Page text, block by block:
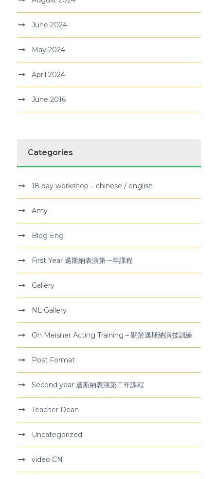
June 2024
May 2024
April 2024
June 2016
Categories
18 day workshop – chinese / english
Amy
Blog Eng
First Year 邁斯納表演第一年課程
Gallery
NL Gallery
On Meisner Acting Training – 關於邁斯納演技訓練
Post Format
Second year 邁斯納表演第二年課程
Teacher Dean
Uncategorized
video CN